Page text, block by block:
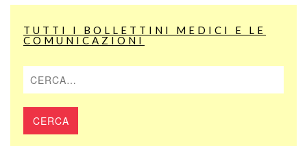
TUTTI I BOLLETTINI MEDICI E LE
COMUNICAZIONI